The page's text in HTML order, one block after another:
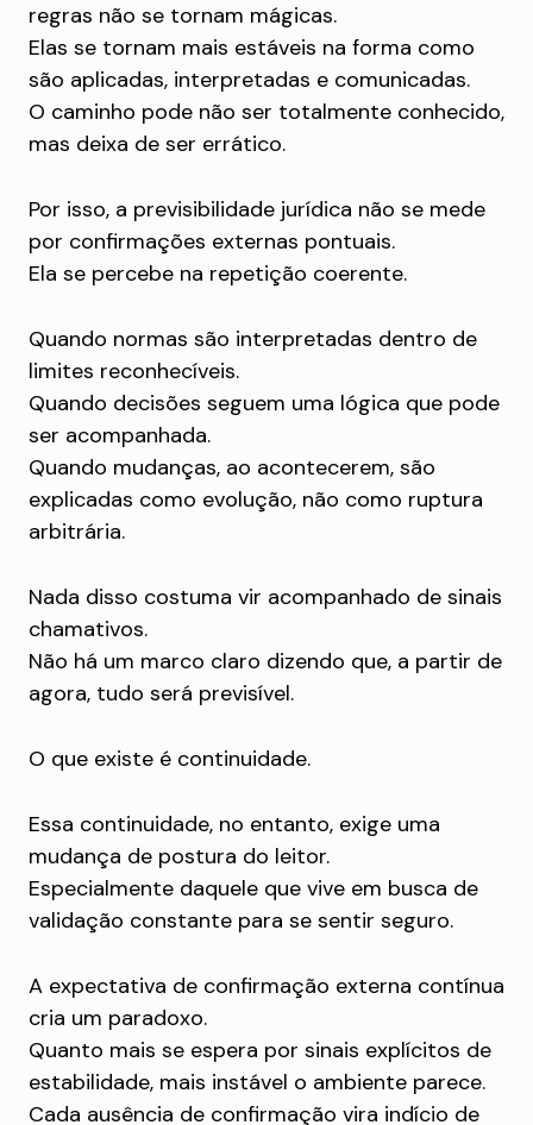
regras não se tornam mágicas.
Elas se tornam mais estáveis na forma como
são aplicadas, interpretadas e comunicadas.
O caminho pode não ser totalmente conhecido,
mas deixa de ser errático.
Por isso, a previsibilidade jurídica não se mede
por confirmações externas pontuais.
Ela se percebe na repetição coerente.
Quando normas são interpretadas dentro de
limites reconhecíveis.
Quando decisões seguem uma lógica que pode
ser acompanhada.
Quando mudanças, ao acontecerem, são
explicadas como evolução, não como ruptura
arbitrária.
Nada disso costuma vir acompanhado de sinais
chamativos.
Não há um marco claro dizendo que, a partir de
agora, tudo será previsível.
O que existe é continuidade.
Essa continuidade, no entanto, exige uma
mudança de postura do leitor.
Especialmente daquele que vive em busca de
validação constante para se sentir seguro.
A expectativa de confirmação externa contínua
cria um paradoxo.
Quanto mais se espera por sinais explícitos de
estabilidade, mais instável o ambiente parece.
Cada ausência de confirmação vira indício de